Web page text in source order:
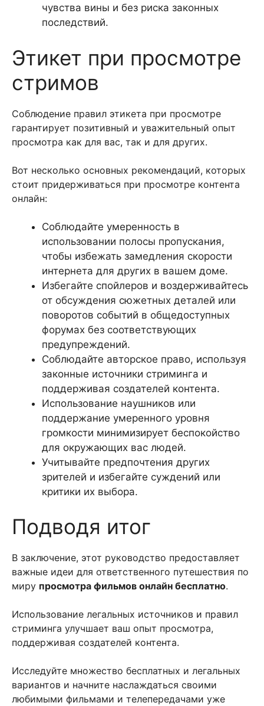
чувства вины и без риска законных
последствий.
Этикет при просмотре
стримов
Соблюдение правил этикета при просмотре
гарантирует позитивный и уважительный опыт
просмотра как для вас, так и для других.
Вот несколько основных рекомендаций, которых
стоит придерживаться при просмотре контента
онлайн:
Соблюдайте умеренность в
использовании полосы пропускания,
чтобы избежать замедления скорости
интернета для других в вашем доме.
Избегайте спойлеров и воздерживайтесь
от обсуждения сюжетных деталей или
поворотов событий в общедоступных
форумах без соответствующих
предупреждений.
Соблюдайте авторское право, используя
законные источники стриминга и
поддерживая создателей контента.
Использование наушников или
поддержание умеренного уровня
громкости минимизирует беспокойство
для окружающих вас людей.
Учитывайте предпочтения других
зрителей и избегайте суждений или
критики их выбора.
Подводя итог
В заключение, этот руководство предоставляет
важные идеи для ответственного путешествия по
миру просмотра фильмов онлайн бесплатно.
Использование легальных источников и правил
стриминга улучшает ваш опыт просмотра,
поддерживая создателей контента.
Исследуйте множество бесплатных и легальных
вариантов и начните наслаждаться своими
любимыми фильмами и телепередачами уже